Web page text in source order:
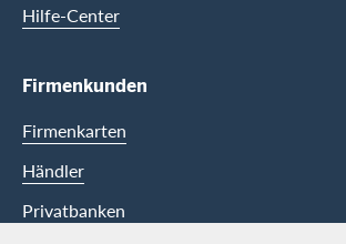
Hilfe-Center
Firmenkunden
Firmenkarten
Händler
Privatbanken